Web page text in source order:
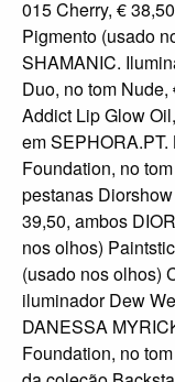
015 Cherry, €
Pigmento (usado
SHAMANIC.
Duo, no tom
Addict Lip Glow
em
Foundation, no
pestanas
39,50, ambos
nos olhos)
(usado nos olhos)
iluminador Dew
DANESSA
Foundation, no